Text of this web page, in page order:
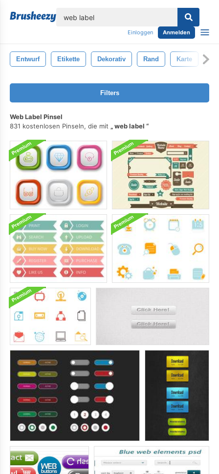
Einloggen Anmelden
Entwurf Etikette Dekorativ Rand Karte
Filters
Web Label Pinsel
831 kostenlosen Pinseln, die mit
web label